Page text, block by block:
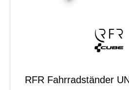
RFR Fahrradständer